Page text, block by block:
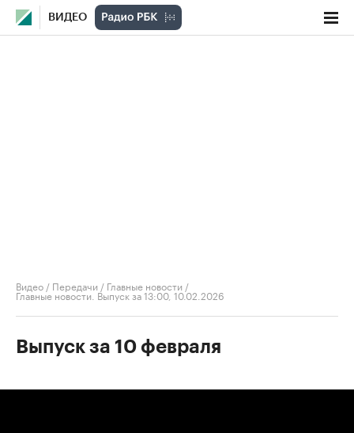
ВИДЕО
Видео / Передачи / Главные новости /
Главные новости. Выпуск за 13:00, 10.02.2026
Выпуск за 10 февраля